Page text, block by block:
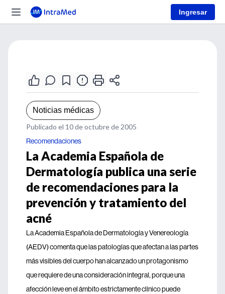
Ingresar
Noticias médicas
Publicado el 10 de octubre de 2005
Recomendaciones
La Academia Española de
Dermatología publica una serie
de recomendaciones para la
prevención y tratamiento del
acné
La Academia Española de Dermatología y Venereología
(AEDV) comenta que las patologías que afectan a las partes
más visibles del cuerpo han alcanzado un protagonismo
que requiere de una consideración integral, porque una
afección leve en el ámbito estrictamente clínico puede